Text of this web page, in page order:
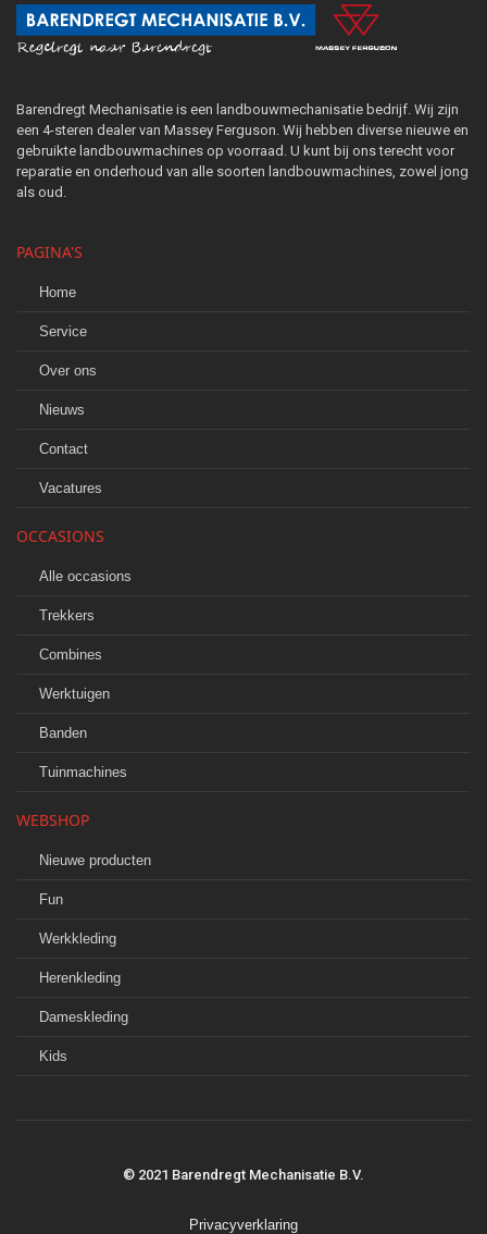
Barendregt Mechanisatie is een landbouwmechanisatie bedrijf. Wij zijn
een 4-steren dealer van Massey Ferguson. Wij hebben diverse nieuwe en
gebruikte landbouwmachines op voorraad. U kunt bij ons terecht voor
reparatie en onderhoud van alle soorten landbouwmachines, zowel jong
als oud.
PAGINA'S
Home
Service
Over ons
Nieuws
Contact
Vacatures
OCCASIONS
Alle occasions
Trekkers
Combines
Werktuigen
Banden
Tuinmachines
WEBSHOP
Nieuwe producten
Fun
Werkkleding
Herenkleding
Dameskleding
Kids
© 2021 Barendregt Mechanisatie B.V.
Privacyverklaring